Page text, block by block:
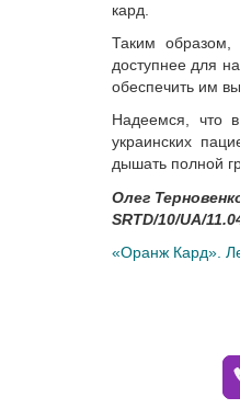
кард.
Таким образом,
доступнее для
обеспечить им
Надеемся, что
украинских
дышать полной
Олег
SRTD/10/UA/
«Oранж Кард».